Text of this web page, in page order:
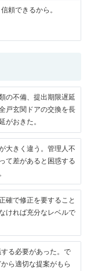
頼できるから。
の不備、提出期限遅延
戸玄関ドアの交換を長
がおきた。
大きく違う。管理人不
て差があると困惑する
確で修正を要すること
ければ充分なレベルで
る必要があった。で
ら適切な提案がもら